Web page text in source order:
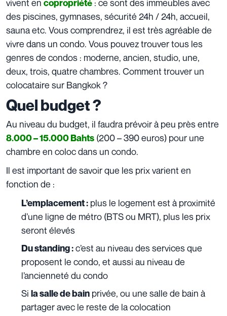
vivent en copropriété : ce sont des immeubles avec
des piscines, gymnases, sécurité 24h / 24h, accueil,
sauna etc. Vous comprendrez, il est très agréable de
vivre dans un condo. Vous pouvez trouver tous les
genres de condos : moderne, ancien, studio, une,
deux, trois, quatre chambres. Comment trouver un
colocataire sur Bangkok ?
Quel budget ?
Au niveau du budget, il faudra prévoir à peu près entre
8.000 – 15.000 Bahts (200 – 390 euros) pour une
chambre en coloc dans un condo.
Il est important de savoir que les prix varient en
fonction de :
L’emplacement : plus le logement est à proximité
d’une ligne de métro (BTS ou MRT), plus les prix
seront élevés
Du standing :c’est au niveau des services que
proposent le condo, et aussi au niveau de
l’ancienneté du condo
Si la salle de bain privée, ou une salle de bain à
partager avec le reste de la colocation